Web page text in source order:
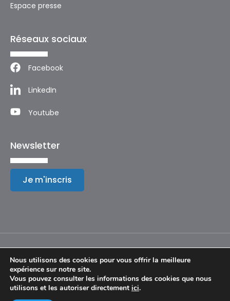
Espace presse
Réseaux sociaux
Facebook
LinkedIn
Youtube
Newsletter
Je m'inscris
© Copyright 2024 – Festival International de Géographie
Mentions légales
Nous utilisons des cookies pour vous offrir la meilleure
expérience sur notre site.
Vous pouvez consulter les informations des cookies que nous
utilisons et les autoriser directement ici.